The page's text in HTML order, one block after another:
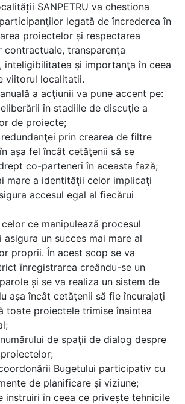
SANPETRU va chestiona
legată de încrederea în
proiectelor și respectarea
contractuale, transparenţa
inteligibilitatea și importanţa în ceea
viitorul localitatii.
a acţiunii va pune accent pe:
în stadiile de discuţie a
de proiecte;
prin crearea de filtre
așa fel încât cetăţenii să se
co-parteneri în aceasta fază;
mare a identităţii celor implicaţi
accesul egal al fiecărui
ce manipulează procesul
asigura un succes mai mare al
proprii. În acest scop se va
înregistrarea creându-se un
și se va realiza un sistem de
așa încât cetăţenii să fie încurajaţi
toate proiectele trimise înaintea
de spaţii de dialog despre
Bugetului participativ cu
de planificare și viziune;
instruiri în ceea ce privește tehnicile